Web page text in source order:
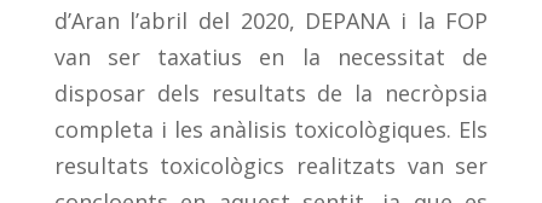
d’Aran l’abril del 2020, DEPANA i la FOP
van ser taxatius en la necessitat de
disposar dels resultats de la necròpsia
completa i les anàlisis toxicològiques. Els
resultats toxicològics realitzats van ser